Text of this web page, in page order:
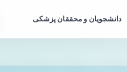
دانشجویان و محققان پزشکی